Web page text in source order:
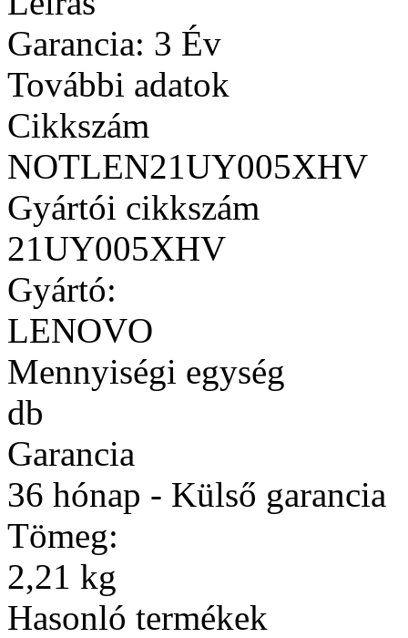
Garancia: 3 Év
További adatok
Cikkszám
NOTLEN21UY005XHV
Gyártói cikkszám
21UY005XHV
Gyártó:
LENOVO
Mennyiségi egység
db
Garancia
36 hónap - Külső garancia
Tömeg:
2,21 kg
Hasonló termékek